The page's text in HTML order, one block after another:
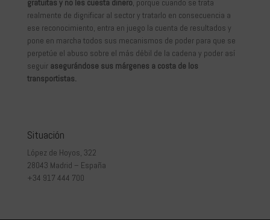
gratuitas y no les cuesta dinero, porque cuando se trata
realmente de dignificar al sector y tratarlo en consecuencia a
ese reconocimiento, entra en juego la cuenta de resultados y
pone en marcha todos sus mecanismos de poder para que se
perpetúe el abuso sobre el más débil de la cadena y poder así
seguir asegurándose sus márgenes a costa de los
transportistas.
Situación
López de Hoyos, 322
28043 Madrid – España
+34 917 444 700